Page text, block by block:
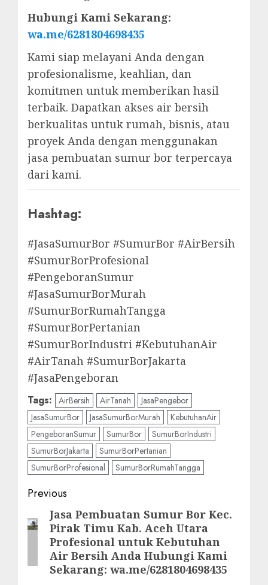
Hubungi Kami Sekarang:
wa.me/6281804698435
Kami siap melayani Anda dengan
profesionalisme, keahlian, dan
komitmen untuk memberikan hasil
terbaik. Dapatkan akses air bersih
berkualitas untuk rumah, bisnis, atau
proyek Anda dengan menggunakan
jasa pembuatan sumur bor terpercaya
dari kami.
Hashtag:
#JasaSumurBor #SumurBor #AirBersih
#SumurBorProfesional
#PengeboranSumur
#JasaSumurBorMurah
#SumurBorRumahTangga
#SumurBorPertanian
#SumurBorIndustri #KebutuhanAir
#AirTanah #SumurBorJakarta
#JasaPengeboran
Tags: AirBersih AirTanah
JasaPengebor
JasaSumurBor
JasaSumurBorMurah
KebutuhanAir
PengeboranSumur
SumurBor
SumurBorIndustri
SumurBorJakarta
SumurBorPertanian
SumurBorProfesional
SumurBorRumahTangga
Post
navigation
Previous
Previous
post:
Jasa Pembuatan Sumur Bor Kec.
Pirak Timu Kab. Aceh Utara
Profesional untuk Kebutuhan
Air Bersih Anda Hubungi Kami
Sekarang: wa.me/6281804698435